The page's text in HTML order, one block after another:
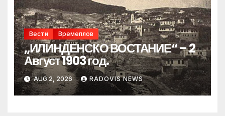
Вести Времеплов
„ИЛИНДЕНСКО ВОСТАНИЕ“ – 2
Август 1903 год.
AUG 2, 2026 RADOVIS NEWS